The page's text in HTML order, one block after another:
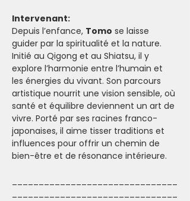
Intervenant:
Depuis l’enfance, Tomo se laisse
guider par la spiritualité et la nature.
Initié au Qigong et au Shiatsu, il y
explore l’harmonie entre l’humain et
les énergies du vivant. Son parcours
artistique nourrit une vision sensible, où
santé et équilibre deviennent un art de
vivre. Porté par ses racines franco-
japonaises, il aime tisser traditions et
influences pour offrir un chemin de
bien-être et de résonance intérieure.